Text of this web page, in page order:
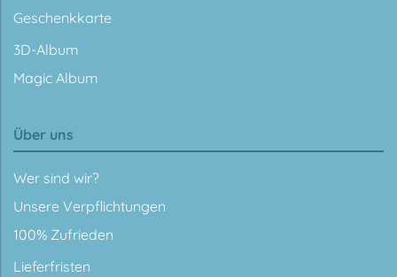
Geschenkkarte
3D-Album
Magic Album
Über uns
Wer sind wir?
Unsere Verpflichtungen
100% Zufrieden
Lieferfristen